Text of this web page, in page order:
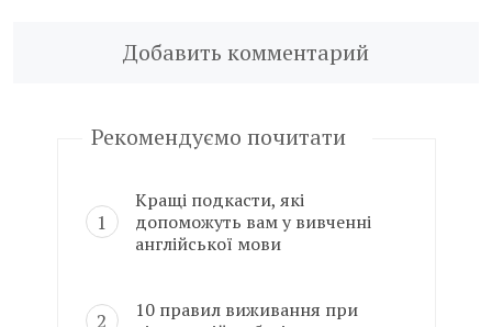
Добавить комментарий
Рекомендуємо почитати
Кращі подкасти, які
допоможуть вам у вивченні
англійської мови
10 правил виживання при